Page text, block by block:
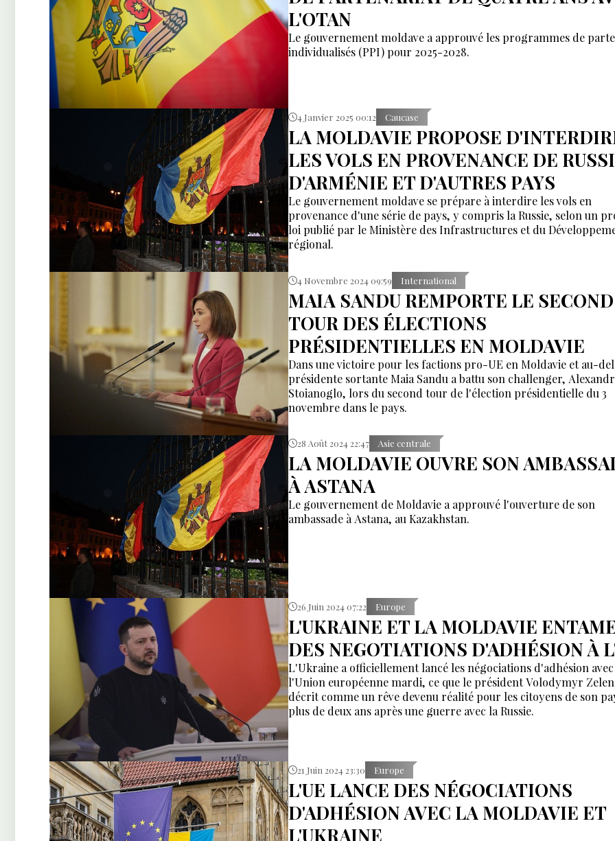
L'OTAN
Le gouvernement moldave a approuvé les programmes de
individualisés (PPI) pour 2025-2028.
4 Janvier 2025 00:12 Caucase
LA MOLDAVIE PROPOSE
LES VOLS EN PROVENANCE DE
D'ARMÉNIE ET D'AUTRES PAYS
Le gouvernement moldave se prépare à interdire les vols en
provenance d'une série de pays, y compris la Russie, selon un
loi publié par le Ministère des Infrastructures et du
régional.
4 Novembre 2024 09:59 International
MAIA SANDU REMPORTE LE SECOND
TOUR DES ÉLECTIONS
PRÉSIDENTIELLES EN MOLDAVIE
Dans une victoire pour les factions pro-UE en Moldavie et au-
présidente sortante Maia Sandu a battu son challenger, Alexandr
Stoianoglo, lors du second tour de l'élection présidentielle du 3
novembre dans le pays.
28 Août 2024 22:47 Asie centrale
LA MOLDAVIE OUVRE SON
À ASTANA
Le gouvernement de Moldavie a approuvé l'ouverture de son
ambassade à Astana, au Kazakhstan.
26 Juin 2024 07:22 Europe
L'UKRAINE ET LA MOLDAVIE
DES NEGOTIATIONS D'ADHÉSION À
L'Ukraine a officiellement lancé les négociations d'adhésion avec
l'Union européenne mardi, ce que le président Volodymyr
décrit comme un rêve devenu réalité pour les citoyens de son
plus de deux ans après une guerre avec la Russie.
21 Juin 2024 23:30 Europe
L'UE LANCE DES NÉGOCIATIONS
D'ADHÉSION AVEC LA MOLDAVIE ET
L'UKRAINE